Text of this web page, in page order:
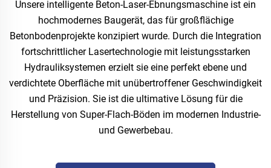
Unsere intelligente Beton-Laser-Ebnungsmaschine ist ein
hochmodernes Baugerät, das für großflächige
Betonbodenprojekte konzipiert wurde. Durch die Integration
fortschrittlicher Lasertechnologie mit leistungsstarken
Hydrauliksystemen erzielt sie eine perfekt ebene und
verdichtete Oberfläche mit unübertroffener Geschwindigkeit
und Präzision. Sie ist die ultimative Lösung für die
Herstellung von Super-Flach-Böden im modernen Industrie-
und Gewerbebau.